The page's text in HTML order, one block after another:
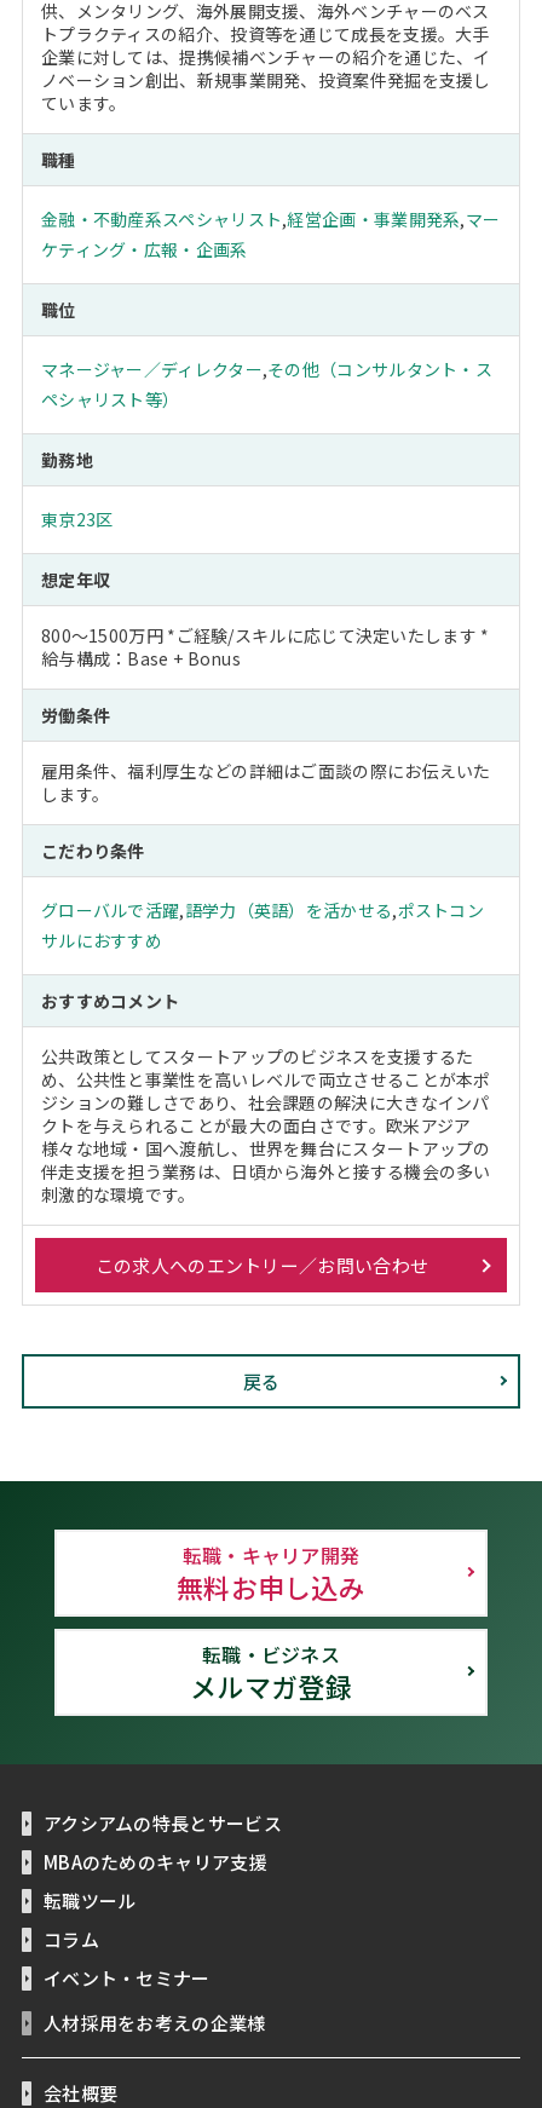
供、メンタリング、海外展開支援、海外ベンチャーのベス
トプラクティスの紹介、投資等を通じて成長を支援。大手
企業に対しては、提携候補ベンチャーの紹介を通じた、イ
ノベーション創出、新規事業開発、投資案件発掘を支援し
ています。
職種
金融・不動産系スペシャリスト,経営企画・事業開発系,マー
ケティング・広報・企画系
職位
マネージャー／ディレクター,その他（コンサルタント・ス
ペシャリスト等）
勤務地
東京23区
想定年収
800～1500万円 *ご経験/スキルに応じて決定いたします *
給与構成：Base + Bonus
労働条件
雇用条件、福利厚生などの詳細はご面談の際にお伝えいた
します。
こだわり条件
グローバルで活躍,語学力（英語）を活かせる,ポストコン
サルにおすすめ
おすすめコメント
公共政策としてスタートアップのビジネスを支援するた
め、公共性と事業性を高いレベルで両立させることが本ポ
ジションの難しさであり、社会課題の解決に大きなインパ
クトを与えられることが最大の面白さです。欧米アジア
様々な地域・国へ渡航し、世界を舞台にスタートアップの
伴走支援を担う業務は、日頃から海外と接する機会の多い
刺激的な環境です。
この求人へのエントリー／お問い合わせ
戻る
転職・キャリア開発
無料お申し込み
転職・ビジネス
メルマガ登録
アクシアムの特長とサービス
MBAのためのキャリア支援
転職ツール
コラム
イベント・セミナー
人材採用をお考えの企業様
会社概要